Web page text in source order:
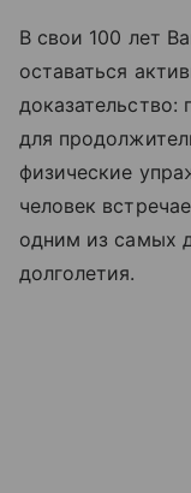
В свои 100 лет
оставаться
для
физические
человек
одним из самых
долголетия.